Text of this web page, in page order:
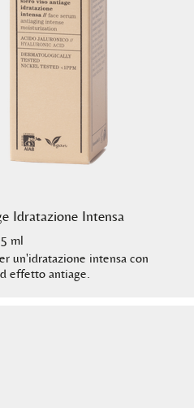
Idratazione Intensa
5 ml
un'idratazione intensa con
effetto antiage.